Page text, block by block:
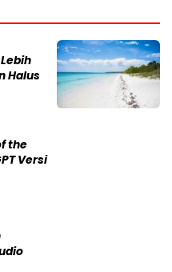
Halus
the
Versi